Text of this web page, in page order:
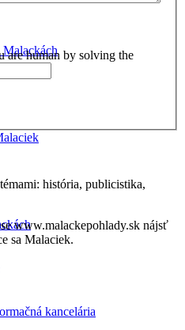
kancelária
are human by solving the
história, publicistika,
www.malackepohlady.sk nájsť
sa Malaciek.